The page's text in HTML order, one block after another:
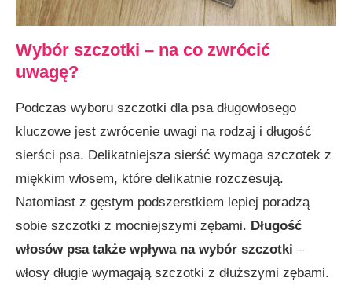
Wybór szczotki – na co zwrócić
uwagę?
Podczas wyboru szczotki dla psa długowłosego
kluczowe jest zwrócenie uwagi na rodzaj i długość
sierści psa. Delikatniejsza sierść wymaga szczotek z
miękkim włosem, które delikatnie rozczesują.
Natomiast z gęstym podszerstkiem lepiej poradzą
sobie szczotki z mocniejszymi zębami. Długość
włosów psa także wpływa na wybór szczotki –
włosy długie wymagają szczotki z dłuższymi zębami.